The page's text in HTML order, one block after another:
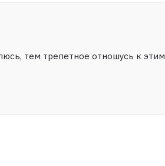
тем трепетное отношусь к этим